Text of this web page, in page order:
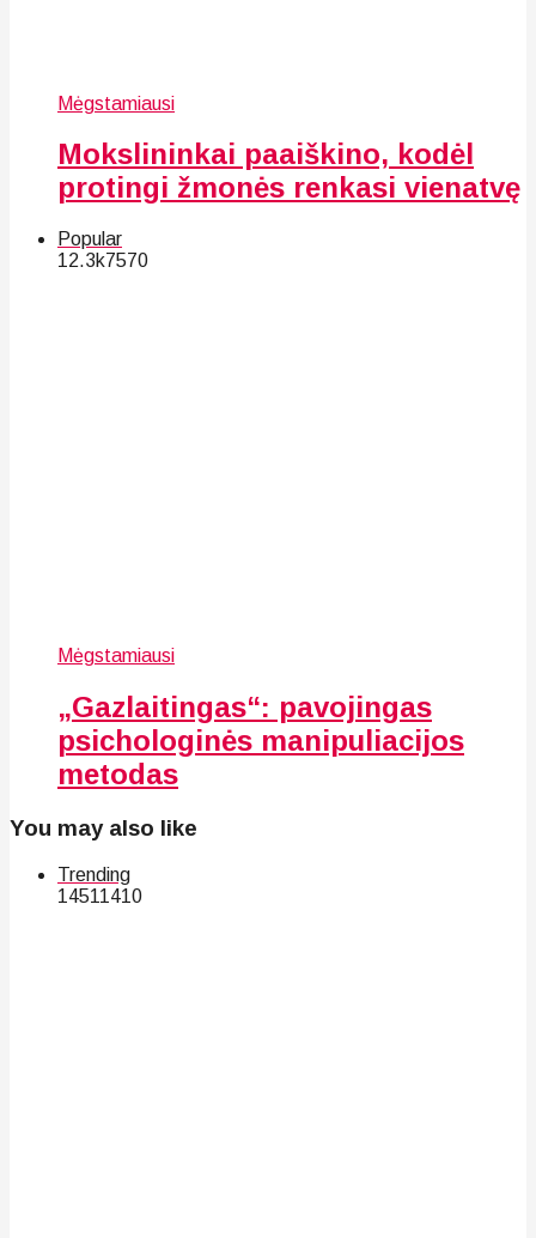
Mėgstamiausi
Mokslininkai paaiškino, kodėl
protingi žmonės renkasi vienatvę
Popular
12.3k7570
Mėgstamiausi
„Gazlaitingas“: pavojingas
psichologinės manipuliacijos
metodas
You may also like
Trending
14511410